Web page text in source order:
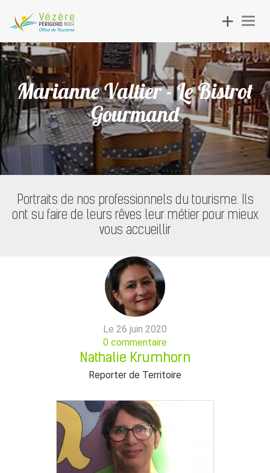
Toggle
navigation
Marianne Valtier - Le Bistrot
Gourmand
Portraits de nos professionnels du tourisme. Ils
ont su faire de leurs rêves leur métier pour mieux
vous accueillir
Le 26 juin 2020
0 commentaire
Nathalie Krumhorn
Reporter de Territoire